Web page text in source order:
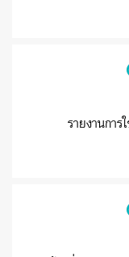
รายงานกา